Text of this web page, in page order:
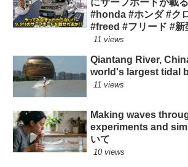
にサーフボードが載
#honda #ホンダ #クロスター #car
#freed #フリード #新型 #サーフィン
ロングボード
11 views
Qiantang River,
world's largest tidal
11 views
Making waves
experiments and
いて
10 views